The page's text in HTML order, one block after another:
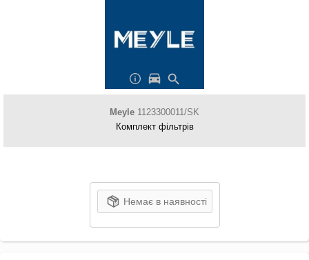
Meyle 1123300011/SK
Комплект фільтрів
Немає в наявності